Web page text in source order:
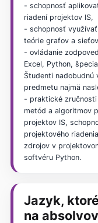
- schopnosť
riadení projektov IS,
- schopnosť
teórie grafov a
- ovládanie
Excel, Python,
Študenti nadobudnú
predmetu najmä
- praktické zručnosti
metód a algoritmov
projektov IS,
projektového
zdrojov v
softvéru Python.
Jazyk,
na